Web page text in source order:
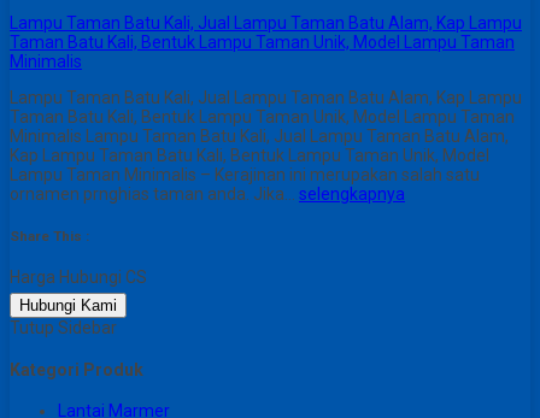
Lampu Taman Batu Kali, Jual Lampu Taman Batu Alam, Kap Lampu
Taman Batu Kali, Bentuk Lampu Taman Unik, Model Lampu Taman
Minimalis
Lampu Taman Batu Kali, Jual Lampu Taman Batu Alam, Kap Lampu
Taman Batu Kali, Bentuk Lampu Taman Unik, Model Lampu Taman
Minimalis Lampu Taman Batu Kali, Jual Lampu Taman Batu Alam,
Kap Lampu Taman Batu Kali, Bentuk Lampu Taman Unik, Model
Lampu Taman Minimalis – Kerajinan ini merupakan salah satu
ornamen prnghias taman anda. Jika… selengkapnya
Share This :
Harga Hubungi CS
Hubungi Kami
Tutup Sidebar
Kategori Produk
Lantai Marmer